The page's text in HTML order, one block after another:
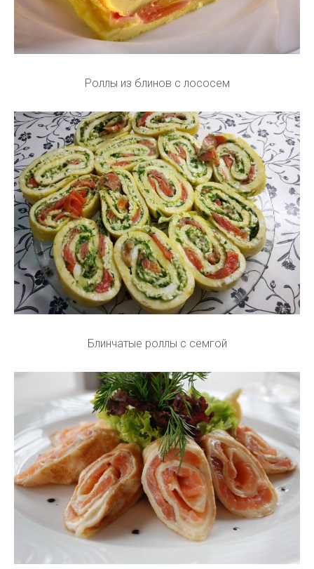
Роллы из блинов с лососем
Блинчатые роллы с семгой